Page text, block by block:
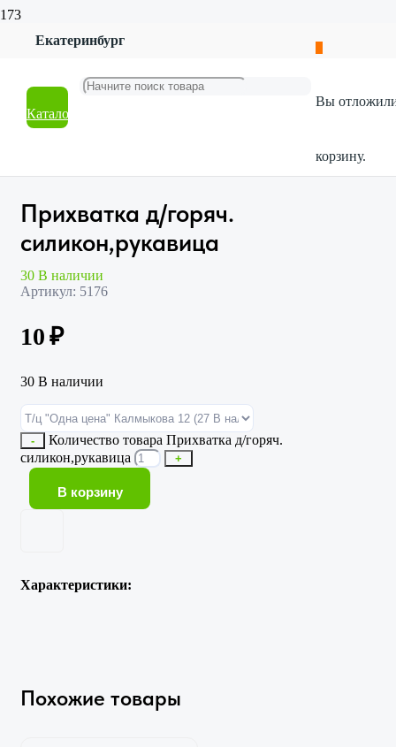
Екатеринбург
Каталог
Вы
корзину.
Посуда
Прихватка д/горяч. силикон,рукавица
Прихватка д/горяч.
силикон,рукавица
30 В наличии
Артикул: 5176
10₽
30 В наличии
-
Количество товара Прихватка д/горяч.
силикон,рукавица
+
В корзину
Характеристики:
Похожие товары